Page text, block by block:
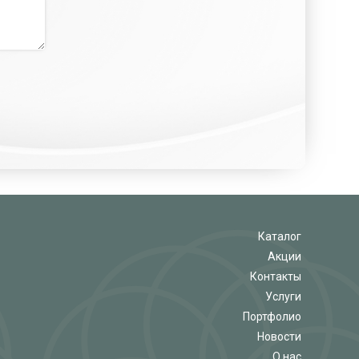
Каталог
Акции
Контакты
Услуги
Портфолио
Новости